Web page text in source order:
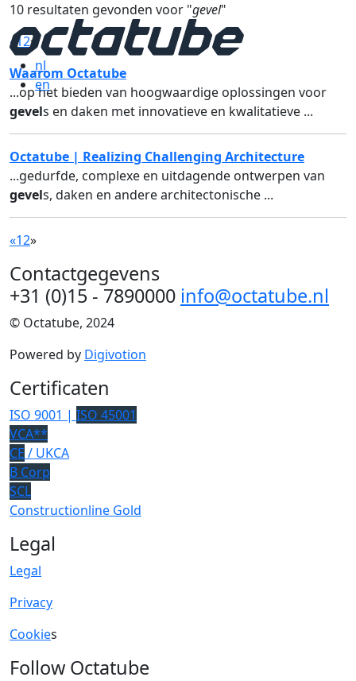
nl
en
10 resultaten gevonden voor "gevel"
« 12»
Waarom Octatube
...op het bieden van hoogwaardige oplossingen voor
gevels en daken met innovatieve en kwalitatieve ...
Octatube | Realizing Challenging Architecture
...gedurfde, complexe en uitdagende ontwerpen van
gevels, daken en andere architectonische ...
«12»
Contactgegevens
+31 (0)15 - 7890000 info@octatube.nl
© Octatube, 2024
Powered by Digivotion
Certificaten
ISO 9001 | ISO 45001
VCA**
CE / UKCA
B Corp
SCL
Constructionline Gold
Legal
Legal
Privacy
Cookies
Follow Octatube